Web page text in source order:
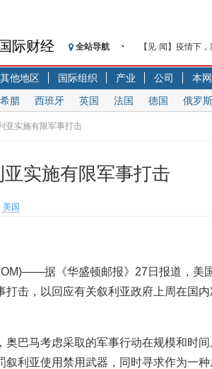
国际财经 全站导航
【见·闻】疫情下
记者手记：疫情下
【见·闻】疫情下
济安金信：中国基
【新华财经调查
央行公开市场净投
基本面及股市双轮
沥青期货连续两
恒生聚源：北斗
济安金信：中国基
其他地区 国际组织 产业 公司 本
希腊 西班牙 英国 法国 德国 俄罗斯
亚实施有限军事打击
实施有限军事打击
美国
据《华盛顿邮报》27日报道，美
击，以回应有关叙利亚政府上周在国内
巴马考虑采取的军事行动在规模和时间
利亚使用禁用武器，同时寻求作为一